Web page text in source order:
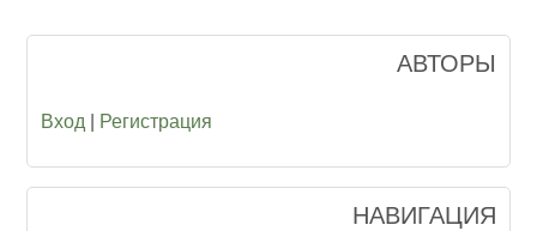
АВТОРЫ
Вход Регистрация
НАВИГАЦИЯ